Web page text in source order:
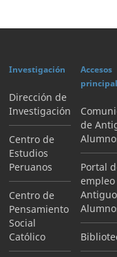
Investigación
Dirección de
Investigación
Centro de
Estudios
Peruanos
Centro de
Pensamiento
Social
Católico
Accesos
de
Portal
empleo